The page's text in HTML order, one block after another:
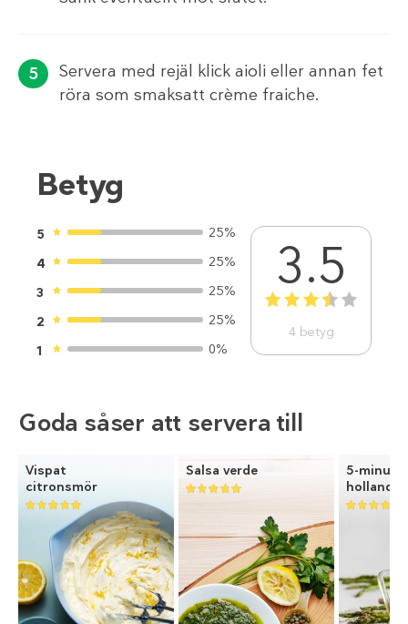
Servera med rejäl klick aioli eller annan fet
röra som smaksatt crème fraiche.
Betyg
5
25%
4
25%
3
25%
2
25%
1
0%
3.5
1 2 3 4 5
4 betyg
Goda såser att servera till
Vispat
citronsmör
Salsa verde
5-